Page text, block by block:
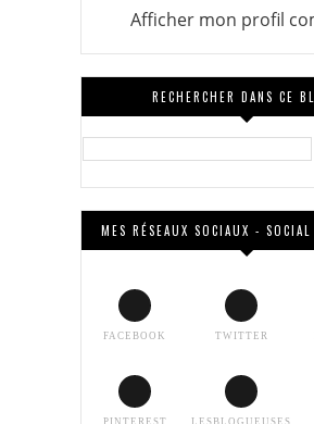
Afficher mon profil
RECHERCHER DANS CE
MES RÉSEAUX SOCIAUX - SOCIAL
FACEBOOK TWITTER